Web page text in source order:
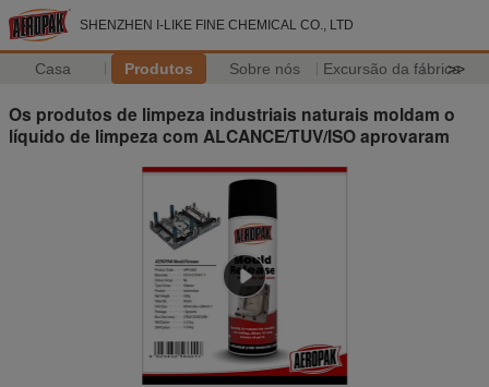
SHENZHEN I-LIKE FINE CHEMICAL CO., LTD
Casa Produtos Sobre nós Excursão da fábrica
>>
Os produtos de limpeza industriais naturais moldam o
líquido de limpeza com ALCANCE/TUV/ISO aprovaram